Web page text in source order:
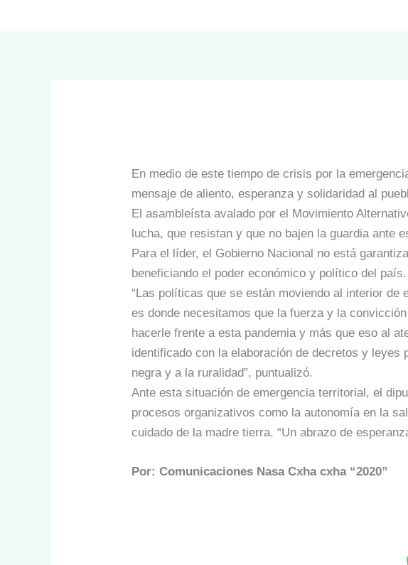
En medio de este tiempo de crisis por la
mensaje de aliento, esperanza y solidaridad al
El asambleísta avalado por el Movimiento
lucha, que resistan y que no bajen la guardia ante
Para el líder, el Gobierno Nacional no está
beneficiando el poder económico y político del país.
“Las políticas que se están moviendo al interior
es donde necesitamos que la fuerza y la
hacerle frente a esta pandemia y más que eso al
identificado con la elaboración de decretos y
negra y a la ruralidad”, puntualizó.
Ante esta situación de emergencia territorial, el
procesos organizativos como la autonomía en la
cuidado de la madre tierra. “Un abrazo de
Por: Comunicaciones Nasa Cxha cxha “2020”